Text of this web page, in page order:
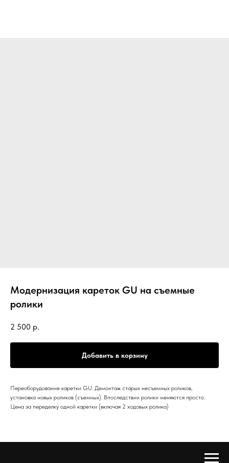
Модернизация кареток GU на съемные
ролики
2 500 р.
Добавить в корзину
Переоборудование каретки GU. Демонтаж старых несъемных роликов,
установка новых роликов (съемных). Впоследствии ролики меняются просто.
Цена за переделку одной каретки (включая 2 ходовых ролика)